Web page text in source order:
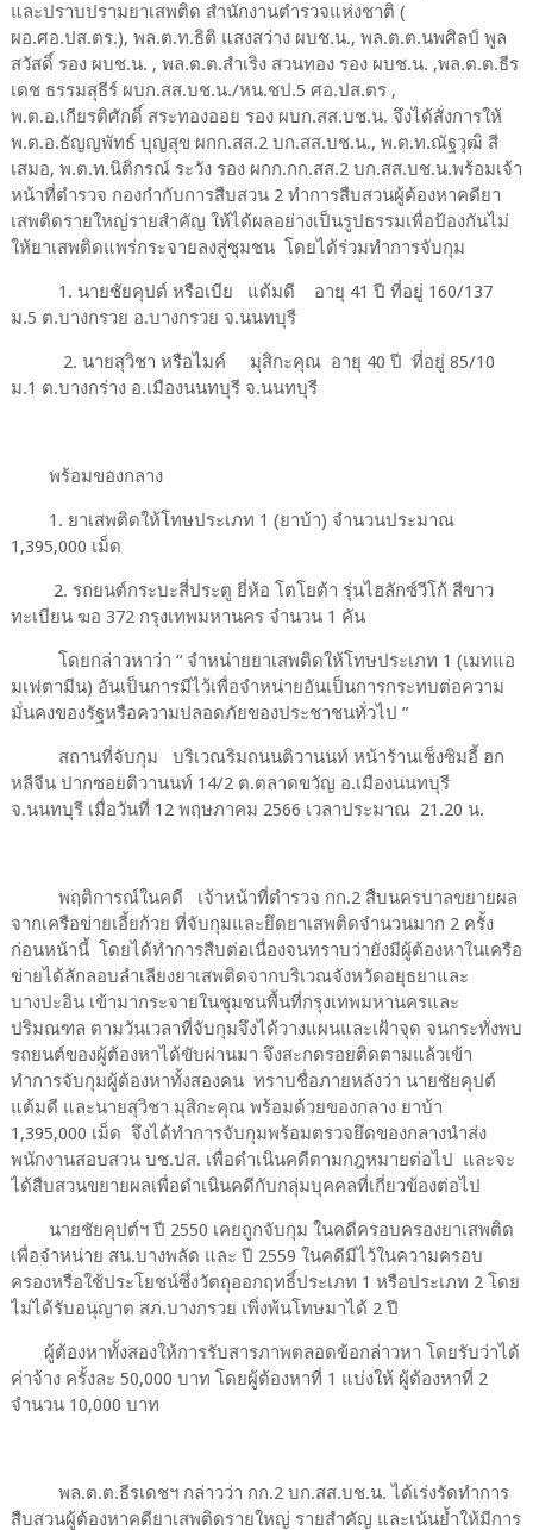
และปราบปรามยาเสพติด สำนักงานตำรวจแห่งชาติ (
ผอ.ศอ.ปส.ตร.), พล.ต.ท.ธิติ แสงสว่าง ผบช.น., พล.ต.ต.นพศิลป์ พูล
สวัสดิ์ รอง ผบช.น. , พล.ต.ต.สําเริง สวนทอง รอง ผบช.น. ,พล.ต.ต.ธีร
เดช ธรรมสุธีร์ ผบก.สส.บช.น./หน.ชป.5 ศอ.ปส.ตร ,
พ.ต.อ.เกียรติศักดิ์ สระทองออย รอง ผบก.สส.บช.น. จึงได้สั่งการให้
พ.ต.อ.ธัญญพัทธ์ บุญสุข ผกก.สส.2 บก.สส.บช.น., พ.ต.ท.ณัฐวุฒิ สี
เสมอ, พ.ต.ท.นิติกรณ์ ระวัง รอง ผกก.กก.สส.2 บก.สส.บช.น.พร้อมเจ้า
หน้าที่ตำรวจ กองกำกับการสืบสวน 2 ทำการสืบสวนผู้ต้องหาคดียา
เสพติดรายใหญ่รายสำคัญ ให้ได้ผลอย่างเป็นรูปธรรมเพื่อป้องกันไม่
ให้ยาเสพติดแพร่กระจายลงสู่ชุมชน โดยได้ร่วมทำการจับกุม
1. นายชัยคุปต์ หรือเบีย แต้มดี อายุ 41 ปี ที่อยู่ 160/137
ม.5 ต.บางกรวย อ.บางกรวย จ.นนทบุรี
2. นายสุวิชา หรือไมค์ มุสิกะคุณ อายุ 40 ปี ที่อยู่ 85/10
ม.1 ต.บางกร่าง อ.เมืองนนทบุรี จ.นนทบุรี
พร้อมของกลาง
1. ยาเสพติดให้โทษประเภท 1 (ยาบ้า) จำนวนประมาณ
1,395,000 เม็ด
2. รถยนต์กระบะสี่ประตู ยี่ห้อ โตโยต้า รุ่นไฮลักซ์วีโก้ สีขาว
ทะเบียน ฆอ 372 กรุงเทพมหานคร จำนวน 1 คัน
โดยกล่าวหาว่า “ จำหน่ายยาเสพติดให้โทษประเภท 1 (เมทแอ
มเฟตามีน) อันเป็นการมีไว้เพื่อจำหน่ายอันเป็นการกระทบต่อความ
มั่นคงของรัฐหรือความปลอดภัยของประชาชนทั่วไป ”
สถานที่จับกุม บริเวณริมถนนติวานนท์ หน้าร้านเซ็งซิมอี้ ฮก
หลีจีน ปากซอยติวานนท์ 14/2 ต.ตลาดขวัญ อ.เมืองนนทบุรี
จ.นนทบุรี เมื่อวันที่ 12 พฤษภาคม 2566 เวลาประมาณ 21.20 น.
พฤติการณ์ในคดี เจ้าหน้าที่ตำรวจ กก.2 สืบนครบาลขยายผล
จากเครือข่ายเอี้ยก้วย ที่จับกุมและยึดยาเสพติดจำนวนมาก 2 ครั้ง
ก่อนหน้านี้ โดยได้ทำการสืบต่อเนื่องจนทราบว่ายังมีผู้ต้องหาในเครือ
ข่ายได้ลักลอบลำเลียงยาเสพติดจากบริเวณจังหวัดอยุธยาและ
บางปะอิน เข้ามากระจายในชุมชนพื้นที่กรุงเทพมหานครและ
ปริมณฑล ตามวันเวลาที่จับกุมจึงได้วางแผนและเฝ้าจุด จนกระทั่งพบ
รถยนต์ของผู้ต้องหาได้ขับผ่านมา จึงสะกดรอยติดตามแล้วเข้า
ทำการจับกุมผู้ต้องหาทั้งสองคน ทราบชื่อภายหลังว่า นายชัยคุปต์
แต้มดี และนายสุวิชา มุสิกะคุณ พร้อมด้วยของกลาง ยาบ้า
1,395,000 เม็ด จึงได้ทำการจับกุมพร้อมตรวจยึดของกลางนำส่ง
พนักงานสอบสวน บช.ปส. เพื่อดำเนินคดีตามกฎหมายต่อไป และจะ
ได้สืบสวนขยายผลเพื่อดำเนินคดีกับกลุ่มบุคคลที่เกี่ยวข้องต่อไป
นายชัยคุปต์ฯ ปี 2550 เคยถูกจับกุม ในคดีครอบครองยาเสพติด
เพื่อจำหน่าย สน.บางพลัด และ ปี 2559 ในคดีมีไว้ในความครอบ
ครองหรือใช้ประโยชน์ซึ่งวัตถุออกฤทธิ์ประเภท 1 หรือประเภท 2 โดย
ไม่ได้รับอนุญาต สภ.บางกรวย เพิ่งพ้นโทษมาได้ 2 ปี
ผู้ต้องหาทั้งสองให้การรับสารภาพตลอดข้อกล่าวหา โดยรับว่าได้
ค่าจ้าง ครั้งละ 50,000 บาท โดยผู้ต้องหาที่ 1 แบ่งให้ ผู้ต้องหาที่ 2
จำนวน 10,000 บาท
พล.ต.ต.ธีรเดชฯ กล่าวว่า กก.2 บก.สส.บช.น. ได้เร่งรัดทำการ
สืบสวนผู้ต้องหาคดียาเสพติดรายใหญ่ รายสำคัญ และเน้นย้ำให้มีการ